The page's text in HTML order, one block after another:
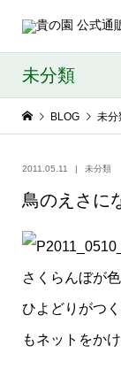
未分類
BLOG 未分
2011.05.11 未分類
鳥のえさに
さくらんぼが
ひよどりがつ
もネットをか